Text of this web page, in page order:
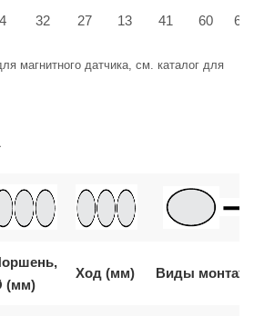
32 27 13 41 60 6,5
магнитного датчика, см. каталог для
(мм)
Ход (мм) Виды